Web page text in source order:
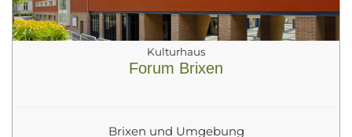
Kulturhaus
Forum Brixen
Brixen und Umgebung